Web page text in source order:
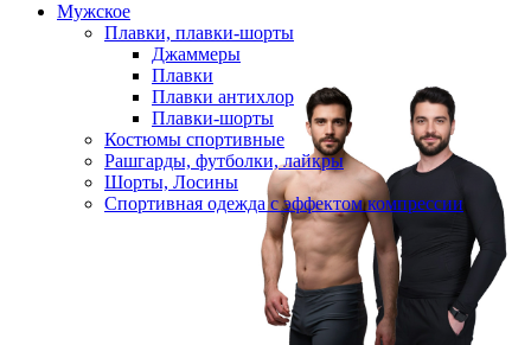
Мужское
Плавки, плавки-шорты
Джаммеры
Плавки
Плавки антихлор
Плавки-шорты
Костюмы спортивные
Рашгарды, футболки, лайкры
Шорты, Лосины
Спортивная одежда с эффектом компрессии